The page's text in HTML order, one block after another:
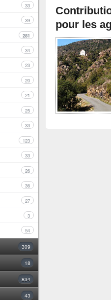
33
39
281
34
23
20
21
25
33
123
33
26
36
27
3
54
309
18
834
43
pour les